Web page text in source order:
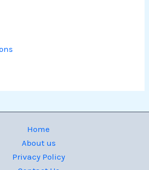
Home
About us
Privacy Policy